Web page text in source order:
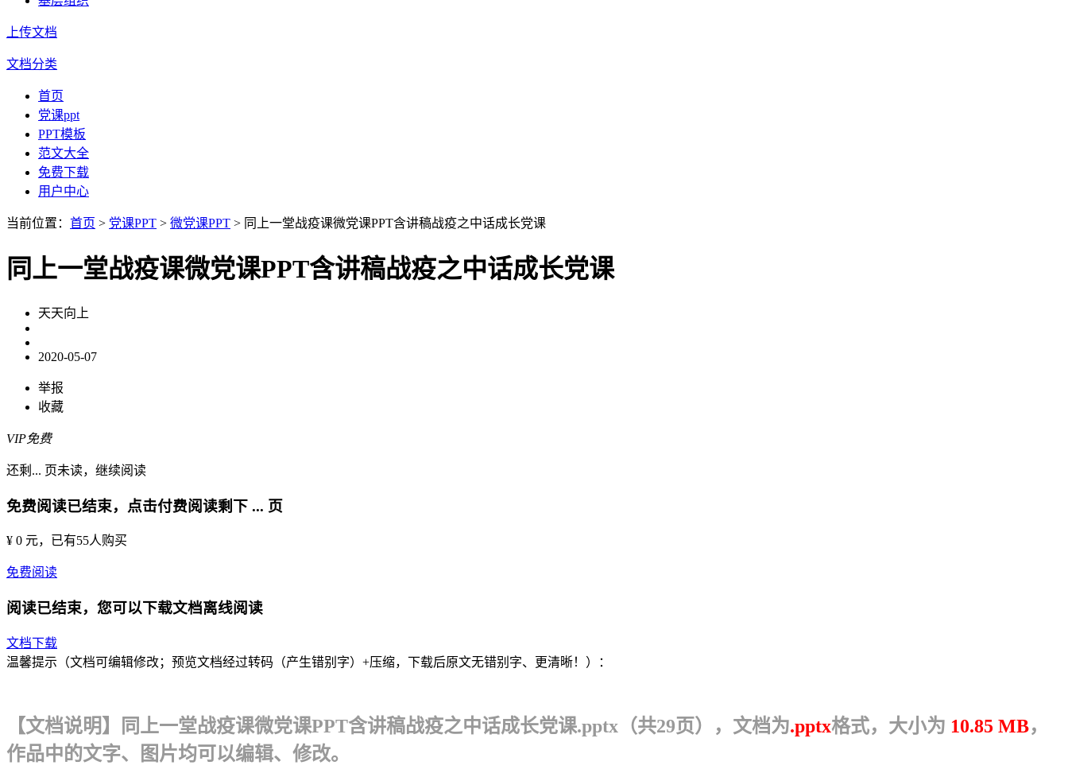
上传文档
文档分类
首页
党课ppt
PPT模板
范文大全
免费下载
用户中心
当前位置： 首页 > 党课PPT > 微党课PPT > 同上一堂战疫课微党课PPT含讲稿战疫之中话成长党课
同上一堂战疫课微党课PPT含讲稿战疫之中话成长党课
天天向上
2020-05-07
举报
收藏
VIP免费
还剩 ... 页未读， 继续阅读
免费阅读已结束，点击付费阅读剩下 ... 页
¥ 0 元，已有55人购买
免费阅读
阅读已结束，您可以下载文档离线阅读
文档下载
温馨提示（文档可编辑修改；预览文档经过转码（产生错别字）+压缩，下载后原文无错别字、更清晰！）：
【文档说明】同上一堂战疫课微党课PPT含讲稿战疫之中话成长党课.pptx（共29页），文档为.pptx格式，大小为 10.85 MB，
作品中的文字、图片均可以编辑、修改。